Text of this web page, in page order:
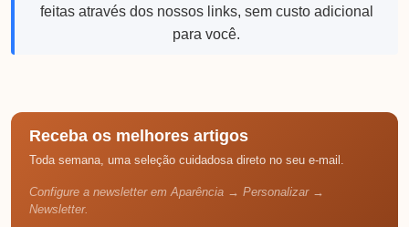
feitas através dos nossos links, sem custo adicional
para você.
Receba os melhores artigos
Toda semana, uma seleção cuidadosa direto no seu e-mail.
Configure a newsletter em Aparência → Personalizar →
Newsletter.